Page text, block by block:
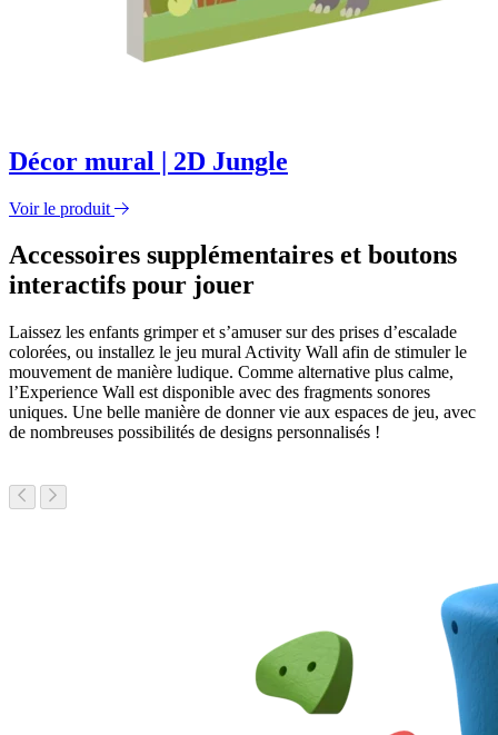
Décor mural | 2D Jungle
Voir le produit
Accessoires supplémentaires et boutons
interactifs pour jouer
Laissez les enfants grimper et s’amuser sur des prises d’escalade
colorées, ou installez le jeu mural Activity Wall afin de stimuler le
mouvement de manière ludique. Comme alternative plus calme,
l’Experience Wall est disponible avec des fragments sonores
uniques. Une belle manière de donner vie aux espaces de jeu, avec
de nombreuses possibilités de designs personnalisés !